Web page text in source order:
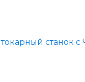
станок с